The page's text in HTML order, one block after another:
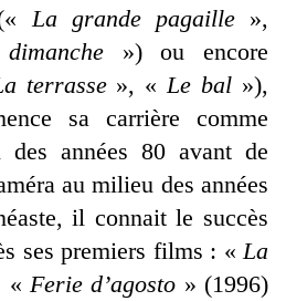
La grande pagaille»,
») ou encore
terrasse», « Le bal »),
sa carrière comme
années 80 avant de
au milieu des années
il connait le succès
ses premiers films : « La
« Ferie d’agosto » (1996)